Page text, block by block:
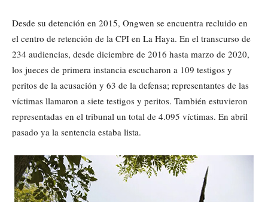
Desde su detención en 2015, Ongwen se encuentra recluido en
el centro de retención de la CPI en La Haya. En el transcurso de
234 audiencias, desde diciembre de 2016 hasta marzo de 2020,
los jueces de primera instancia escucharon a 109 testigos y
peritos de la acusación y 63 de la defensa; representantes de las
víctimas llamaron a siete testigos y peritos. También estuvieron
representadas en el tribunal un total de 4.095 víctimas. En abril
pasado ya la sentencia estaba lista.